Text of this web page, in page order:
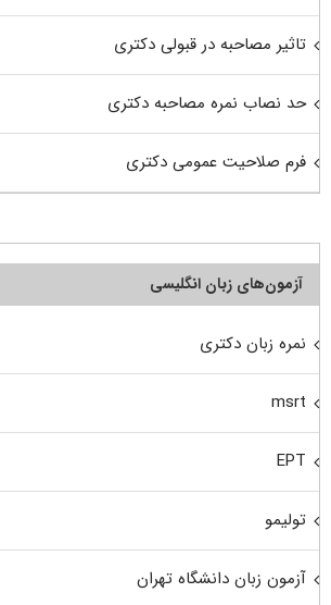
تاثیر مصاحبه در قبولی دکتری
حد نصاب نمره مصاحبه دکتری
فرم صلاحیت عمومی دکتری
آزمون‌های زبان انگلیسی
نمره زبان دکتری
msrt
EPT
تولیمو
آزمون زبان دانشگاه تهران